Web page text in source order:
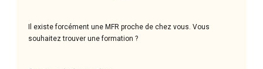
Il existe forcément une MFR proche de chez vous. Vous
souhaitez trouver une formation ?